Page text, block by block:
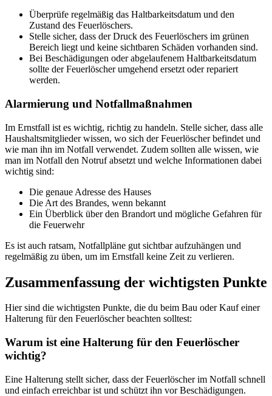
Überprüfe regelmäßig das Haltbarkeitsdatum und den
Zustand des Feuerlöschers.
Stelle sicher, dass der Druck des Feuerlöschers im grünen
Bereich liegt und keine sichtbaren Schäden vorhanden sind.
Bei Beschädigungen oder abgelaufenem Haltbarkeitsdatum
sollte der Feuerlöscher umgehend ersetzt oder repariert
werden.
Alarmierung und Notfallmaßnahmen
Im Ernstfall ist es wichtig, richtig zu handeln. Stelle sicher, dass alle
Haushaltsmitglieder wissen, wo sich der Feuerlöscher befindet und
wie man ihn im Notfall verwendet. Zudem sollten alle wissen, wie
man im Notfall den Notruf absetzt und welche Informationen dabei
wichtig sind:
Die genaue Adresse des Hauses
Die Art des Brandes, wenn bekannt
Ein Überblick über den Brandort und mögliche Gefahren für
die Feuerwehr
Es ist auch ratsam, Notfallpläne gut sichtbar aufzuhängen und
regelmäßig zu üben, um im Ernstfall keine Zeit zu verlieren.
Zusammenfassung der wichtigsten Punkte
Hier sind die wichtigsten Punkte, die du beim Bau oder Kauf einer
Halterung für den Feuerlöscher beachten solltest:
Warum ist eine Halterung für den Feuerlöscher
wichtig?
Eine Halterung stellt sicher, dass der Feuerlöscher im Notfall schnell
und einfach erreichbar ist und schützt ihn vor Beschädigungen.